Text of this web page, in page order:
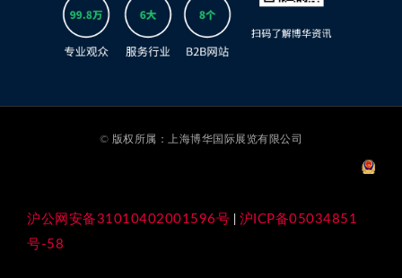
© 版权所属：上海博华国际展览有限公司
沪公网安备31010402001596号
沪ICP备05034851
号-58